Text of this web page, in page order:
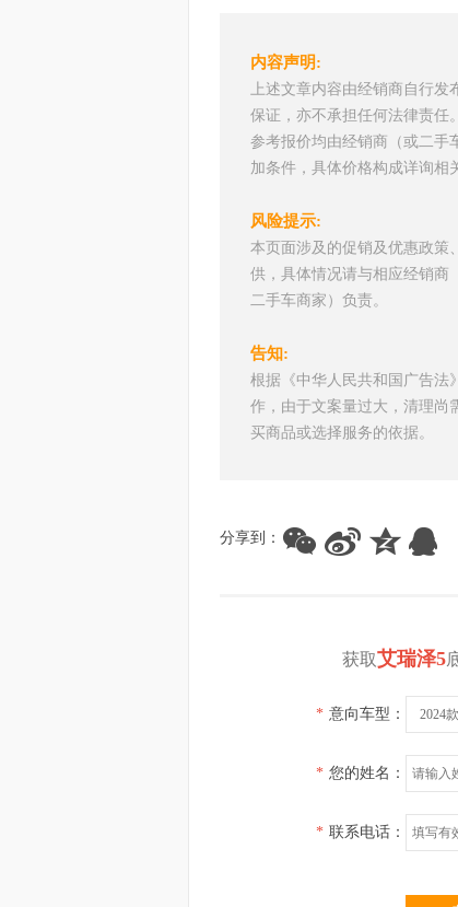
内容声明:
上述文章内容由经销商自行
保证，亦不承担任何法律责任。
参考报价均由经销商（或二手
加条件，具体价格构成详询相
风险提示:
本页面涉及的促销及优惠政策
供，具体情况请与相应经销商
二手车商家）负责。
告知:
根据《中华人民共和国广告法
作，由于文案量过大，清理尚
买商品或选择服务的依据。
分享到：
获取艾瑞泽5
* 意向车型： 2024
* 您的姓名：
* 联系电话：